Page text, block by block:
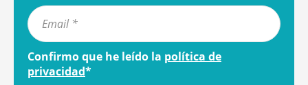
Confirmo que he leído la política de
privacidad*